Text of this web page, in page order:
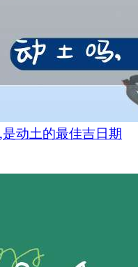
动土的最佳吉日期